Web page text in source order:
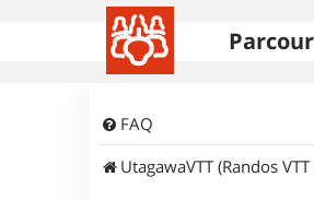
FAQ
UtagawaVTT (Randos